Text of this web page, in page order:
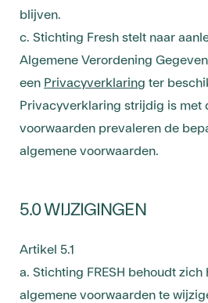
blijven.
c. Stichting Fresh stelt naar
Algemene Verordening
een Privacyverklaring ter
Privacyverklaring strijdig is met
voorwaarden prevaleren de
algemene voorwaarden.
5.0 WIJZIGINGEN
Artikel 5.1
a. Stichting FRESH behoudt
algemene voorwaarden te